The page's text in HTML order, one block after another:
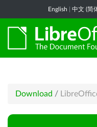
English 中文 (简
Download /